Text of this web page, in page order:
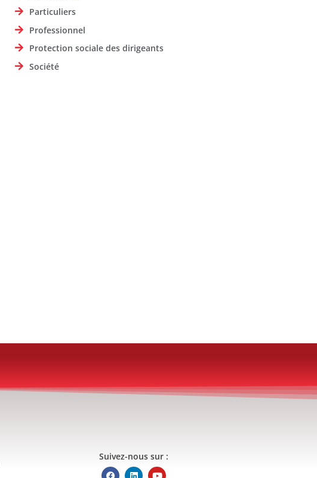
Particuliers
Professionnel
Protection sociale des dirigeants
Société
Suivez-nous sur :